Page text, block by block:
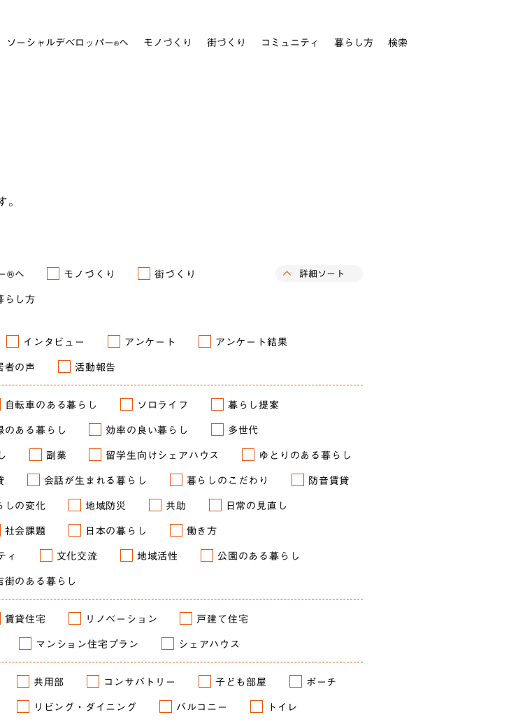
ソーシャルデベロッパー®へ モノづくり 街づくり コミュニティ 暮らし方 検索
詳細ソート
®へ モノづくり
街づくり
らし方
インタビュー アンケート
アンケート結果
者の声 活動報告
自転車のある暮らし ソロライフ
暮らし提案
のある暮らし 効率の良い暮らし
多世代
副業 留学生向けシェアハウス
ゆとりのある暮らし
会話が生まれる暮らし 暮らしのこだわり
防音賃貸
しの変化 地域防災 共助
日常の見直し
社会課題 日本の暮らし
働き方
ィ
文化交流 地域活性
公園のある暮らし
街のある暮らし
賃貸住宅 リノベーション
戸建て住宅
マンション住宅プラン シェアハウス
共用部 コンサバトリー 子ども部屋
ポーチ
リビング・ダイニング バルコニー
トイレ